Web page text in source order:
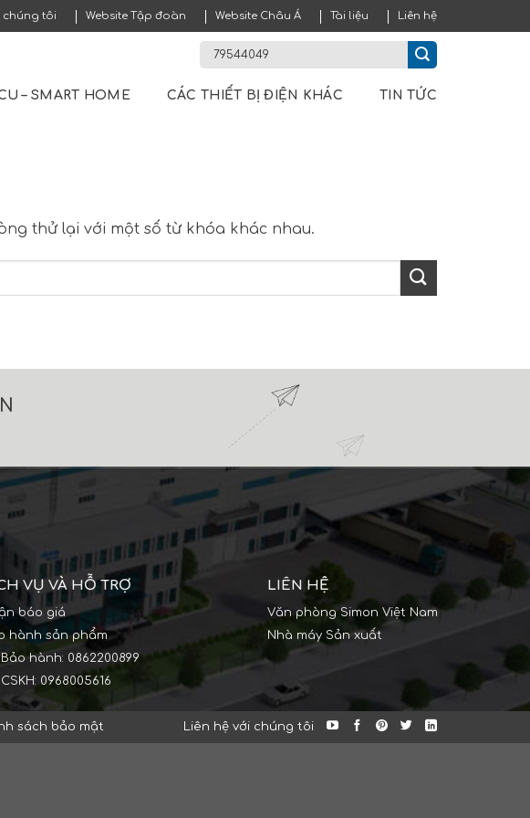
chúng tôi Website Tập đoàn Website Châu Á Tài liệu Liên hệ
– SMART HOME CÁC THIẾT BỊ ĐIỆN KHÁC TIN TỨC
thử lại với một số từ khóa khác nhau.
VỤ VÀ HỖ TRỢ
báo giá
hành sản phẩm
Bảo hành: 0862200899
CSKH: 0968005616
LIÊN HỆ
Văn phòng Simon Việt Nam
Nhà máy Sản xuất
sách bảo mật Liên hệ với chúng tôi